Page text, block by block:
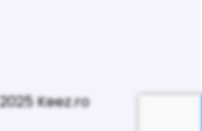
Keez.ro